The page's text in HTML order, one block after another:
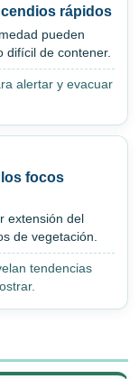
rápidos
pueden
difícil de contener.
alertar y evacuar
focos
extensión del
de vegetación.
tendencias